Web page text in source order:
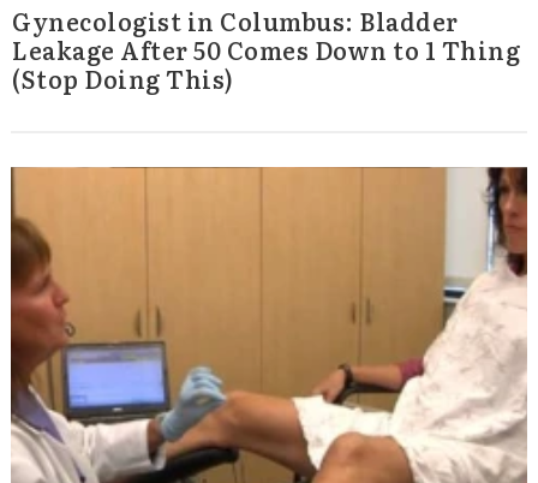
Gynecologist in Columbus: Bladder
Leakage After 50 Comes Down to 1 Thing
(Stop Doing This)